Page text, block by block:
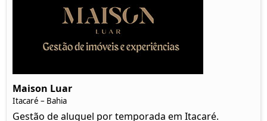
Maison Luar
Itacaré – Bahia
Gestão de aluguel por temporada em Itacaré.